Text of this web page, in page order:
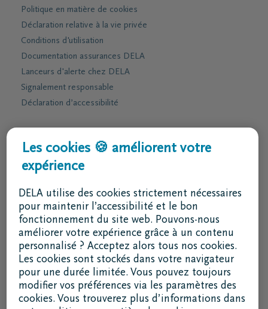
Politique en matière de cookies
Déclaration relative à la vie privée
Conditions d'utilisation
Documentation assurances DELA
Lanceurs d'alerte chez DELA
Signalement responsable
Déclaration d’accessibilité
Services & contact
J'ai une question
Je souhaite une brochure par la poste
02 800 87 87
lu - ve 8h30 - 17h
Je suis un intermédiaire
Se connecter à DELAconnect
Les cookies 🍪 améliorent votre
expérience
DELA utilise des cookies strictement nécessaires
pour maintenir l’accessibilité et le bon
fonctionnement du site web. Pouvons-nous
améliorer votre expérience grâce à un contenu
personnalisé ? Acceptez alors tous nos cookies.
Les cookies sont stockés dans votre navigateur
pour une durée limitée. Vous pouvez toujours
modifier vos préférences via les paramètres des
cookies. Vous trouverez plus d’informations dans